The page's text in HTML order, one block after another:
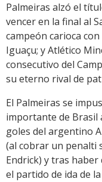
Palmeiras alzó el
vencer en la final al
campeón carioca
Iguaçu; y Atlético
consecutivo del
su eterno rival de
El Palmeiras se
importante de Brasil
goles del argentino
(al cobrar un penalti
Endrick) y tras haber
el partido de ida de